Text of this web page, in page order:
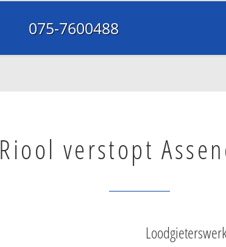
075-7600488
Riool verstopt